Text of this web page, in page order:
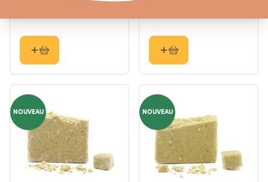
32 12
NOUVEAU NOUVEAU